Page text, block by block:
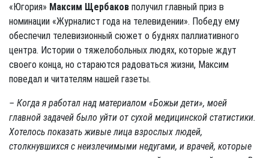
«Югория» Максим Щербаков получил главный приз в
номинации «Журналист года на телевидении». Победу ему
обеспечил телевизионный сюжет о буднях паллиативного
центра. Истории о тяжелобольных людях, которые ждут
своего конца, но стараются радоваться жизни, Максим
поведал и читателям нашей газеты.
– Когда я работал над материалом «Божьи дети», моей
главной задачей было уйти от сухой медицинской статистики.
Хотелось показать живые лица взрослых людей,
столкнувшихся с неизлечимыми недугами, и врачей, которые